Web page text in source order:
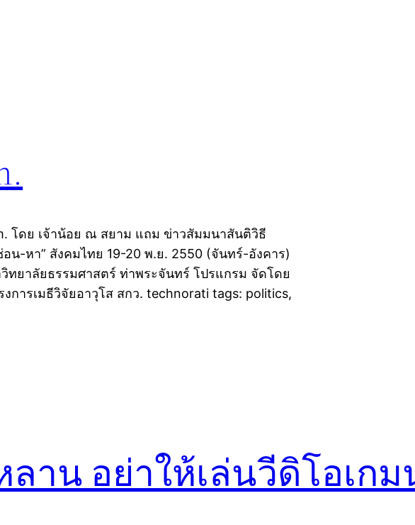
โดย เจ้าน้อย ณ สยาม แถม ข่าวสัมมนาสันติวิธี
น-หา” สังคมไทย 19-20 พ.ย. 2550 (จันทร์-อังคาร)
ทยาลัยธรรมศาสตร์ ท่าพระจันทร์ โปรแกรม จัดโดย
การเมธีวิจัยอาวุโส สกว. technorati tags: politics,
ลาน อย่าให้เล่นวีดิโอเก